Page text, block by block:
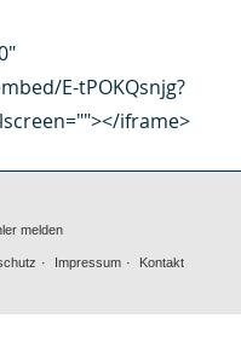
E-tPOKQsnjg?
iframe>
melden
Impressum
Kontakt